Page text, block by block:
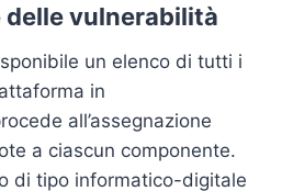
vulnerabilità
un elenco di tutti i
in
all’assegnazione
a ciascun componente.
di tipo informatico-digitale